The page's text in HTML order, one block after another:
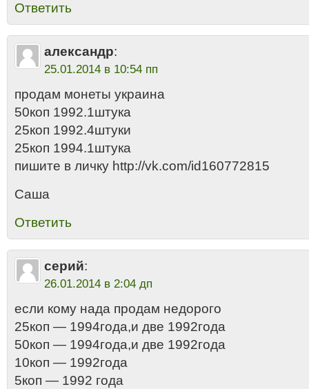
Ответить
александр:
25.01.2014 в 10:54 пп
продам монеты украина
50коп 1992.1штука
25коп 1992.4штуки
25коп 1994.1штука
пишите в личку http://vk.com/id160772815
Саша
Ответить
серий:
26.01.2014 в 2:04 дп
если кому нада продам недорого
25коп — 1994года,и две 1992года
50коп — 1994года,и две 1992года
10коп — 1992года
5коп — 1992 года